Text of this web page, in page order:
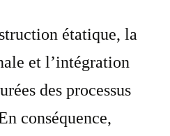
étatique, la
et l’intégration
des processus
conséquence,